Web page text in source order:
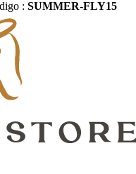
: SUMMER-FLY15